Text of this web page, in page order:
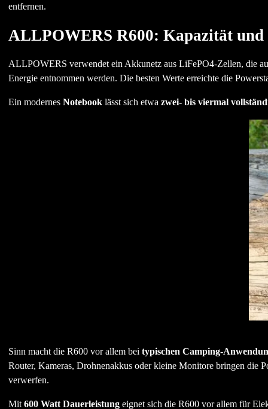
entfernen.
ALLPOWERS R600: Kapazität und
ALLPOWERS verwendet ein Akkunetz aus LiFePO4-Zellen, die
Energie entnommen werden. Die besten Werte erreichte die
Ein modernes Notebooklässt sich etwa zwei- bis viermal
Sinn macht die R600 vor allem bei typischen Camping-
Router, Kameras, Drohnenakkus oder kleine Monitore bringen die
verwerfen.
Mit 600 Watt Dauerleistungeignet sich die R600 vor allem für